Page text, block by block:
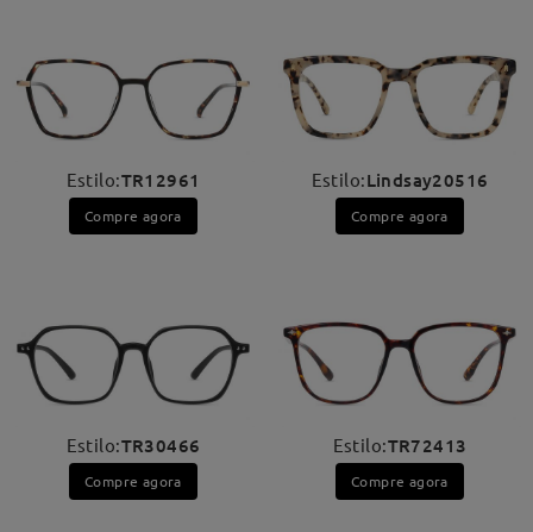
Estilo:TR12961
Compre agora
Estilo:TR30466
Compre agora
Estilo:Lindsay20516
Compre agora
Estilo:TR72413
Compre agora